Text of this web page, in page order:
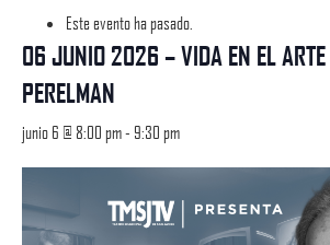
Este evento ha pasado.
06 JUNIO 2026 – VIDA EN EL
PERELMAN
junio 6 @ 8:00 pm- 9:30 pm